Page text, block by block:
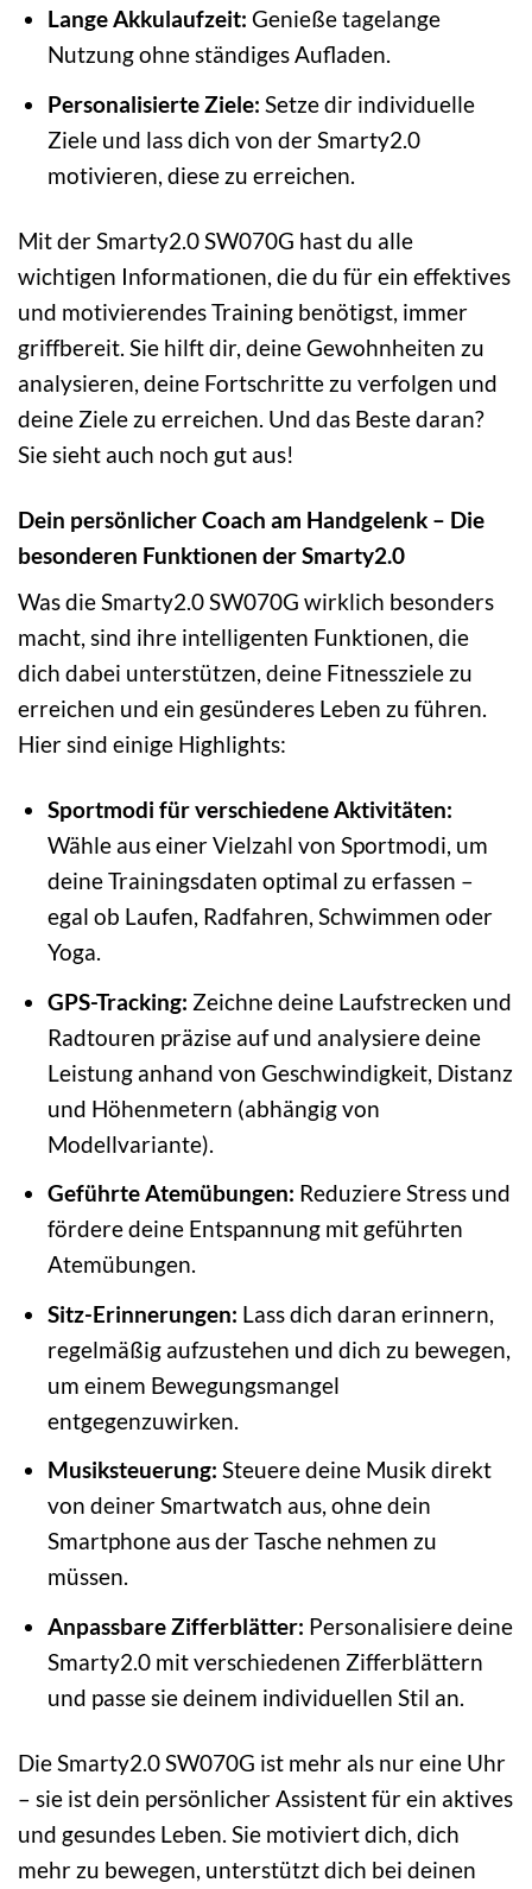
Lange Akkulaufzeit: Genieße tagelange
Nutzung ohne ständiges Aufladen.
Personalisierte Ziele: Setze dir individuelle
Ziele und lass dich von der Smarty2.0
motivieren, diese zu erreichen.
Mit der Smarty2.0 SW070G hast du alle
wichtigen Informationen, die du für ein effektives
und motivierendes Training benötigst, immer
griffbereit. Sie hilft dir, deine Gewohnheiten zu
analysieren, deine Fortschritte zu verfolgen und
deine Ziele zu erreichen. Und das Beste daran?
Sie sieht auch noch gut aus!
Dein persönlicher Coach am Handgelenk – Die
besonderen Funktionen der Smarty2.0
Was die Smarty2.0 SW070G wirklich besonders
macht, sind ihre intelligenten Funktionen, die
dich dabei unterstützen, deine Fitnessziele zu
erreichen und ein gesünderes Leben zu führen.
Hier sind einige Highlights:
Sportmodi für verschiedene Aktivitäten:
Wähle aus einer Vielzahl von Sportmodi, um
deine Trainingsdaten optimal zu erfassen –
egal ob Laufen, Radfahren, Schwimmen oder
Yoga.
GPS-Tracking: Zeichne deine Laufstrecken und
Radtouren präzise auf und analysiere deine
Leistung anhand von Geschwindigkeit, Distanz
und Höhenmetern (abhängig von
Modellvariante).
Geführte Atemübungen: Reduziere Stress und
fördere deine Entspannung mit geführten
Atemübungen.
Sitz-Erinnerungen: Lass dich daran erinnern,
regelmäßig aufzustehen und dich zu bewegen,
um einem Bewegungsmangel
entgegenzuwirken.
Musiksteuerung: Steuere deine Musik direkt
von deiner Smartwatch aus, ohne dein
Smartphone aus der Tasche nehmen zu
müssen.
Anpassbare Zifferblätter: Personalisiere deine
Smarty2.0 mit verschiedenen Zifferblättern
und passe sie deinem individuellen Stil an.
Die Smarty2.0 SW070G ist mehr als nur eine Uhr
– sie ist dein persönlicher Assistent für ein aktives
und gesundes Leben. Sie motiviert dich, dich
mehr zu bewegen, unterstützt dich bei deinen